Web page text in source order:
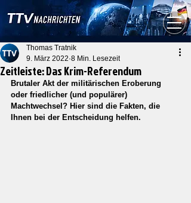
Zeitleiste: Das Krim-Referendum
Thomas Tratnik
9. März 2022 8 Min. Lesezeit
Brutaler Akt der militärischen Eroberung
oder friedlicher (und populärer)
Machtwechsel? Hier sind die Fakten, die
Ihnen bei der Entscheidung helfen.